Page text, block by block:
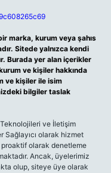
marka, kurum veya şahıs
Sitede yalnızca kendi
Burada yer alan içerikler
ve kişiler hakkında
ve kişiler ile isim
bilgiler taslak
ve İletişim
Sağlayıcı olarak hizmet
olarak denetleme
Ancak, üyelerimiz
olup, siteye üye olarak